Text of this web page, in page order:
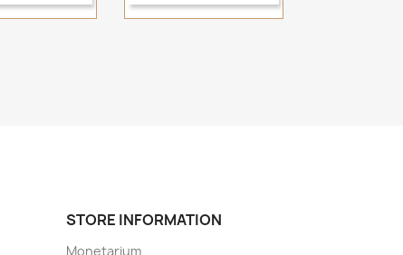
STORE INFORMATION
Monetarium